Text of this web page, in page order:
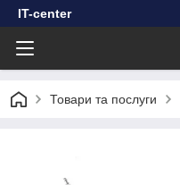
IT-center
Товари та послуги